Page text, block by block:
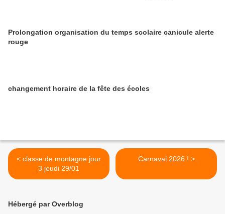
Prolongation organisation du temps scolaire canicule alerte
rouge
changement horaire de la fête des écoles
< classe de montagne jour
3 jeudi 29/01
Carnaval 2026 ! >
Hébergé par Overblog